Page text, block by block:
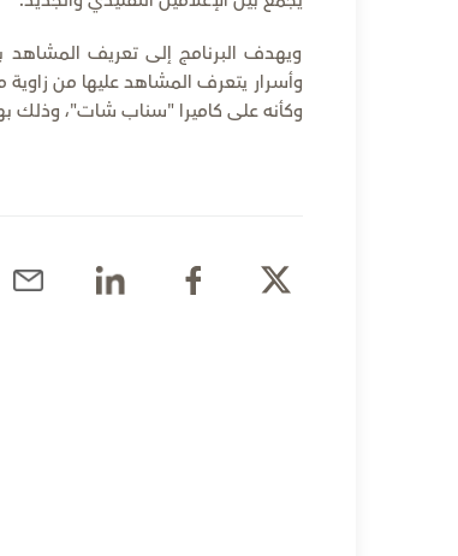
ويهدف البرنامج إلى تعريف المشاهد
وأسرار يتعرف المشاهد عليها من
وكأنه على كاميرا "سناب شات"، وذلك